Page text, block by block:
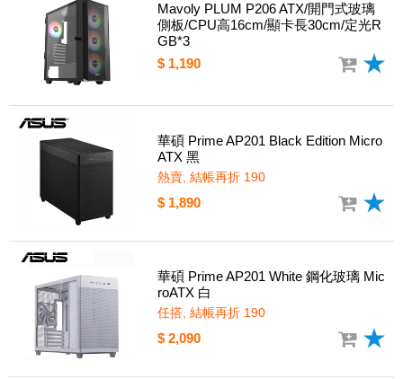
Mavoly PLUM P206 ATX/開門式玻璃
側板/CPU高16cm/顯卡長30cm/定光R
GB*3
$ 1,190
華碩 Prime AP201 Black Edition Micro
ATX 黑
熱賣, 結帳再折 190
$ 1,890
華碩 Prime AP201 White 鋼化玻璃 Mic
roATX 白
任搭, 結帳再折 190
$ 2,090